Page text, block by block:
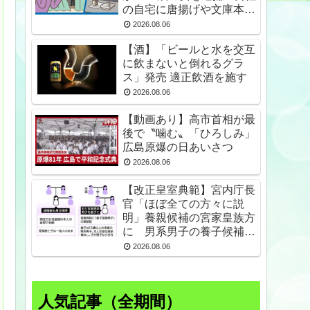
の自宅に唐揚げや文庫本な
ど繰り返し届ける / 兵庫県
★2
2026.08.06
【酒】「ビールと水を交互
に飲まないと倒れるグラ
ス」発売 適正飲酒を施す
2026.08.06
【動画あり】高市首相が最
後で〝噛む〟「ひろしみ」
広島原爆の日あいさつ
2026.08.06
【改正皇室典範】宮内庁長
官「ほぼ全ての方々に説
明」養親候補の宮家皇族方
に 男系男子の養子候補は
「把握せず」
2026.08.06
人気記事（全期間）